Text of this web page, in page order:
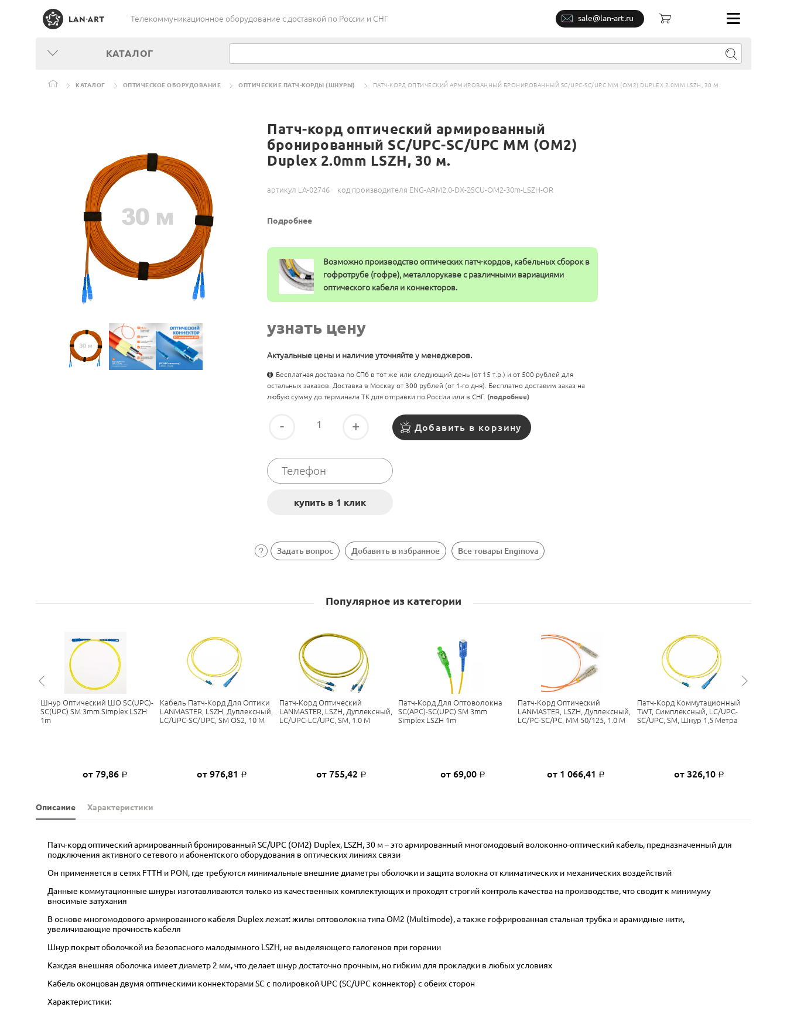
Телекоммуникационное оборудование c доставкой по России и СНГ sale@lan-art.ru
КАТАЛОГ
КАТАЛОГ ОПТИЧЕСКОЕ ОБОРУДОВАНИЕ ОПТИЧЕСКИЕ ПАТЧ-КОРДЫ (ШНУРЫ) ПАТЧ-КОРД ОПТИЧЕСКИЙ АРМИРОВАННЫЙ БРОНИРОВАННЫЙ SC/UPC-SC/UPC MM (OM2) DUPLEX 2.0MM LSZH, 30 М.
Патч-корд оптический армированный
бронированный SC/UPC-SC/UPC MM (OM2)
Duplex 2.0mm LSZH, 30 м.
артикул LA-02746 код производителя ENG-ARM2.0-DX-2SCU-OM2-30m-LSZH-OR
Подробнее
Возможно производство оптических патч-кордов, кабельных сборок в
гофротрубе (гофре), металлорукаве с различными вариациями
оптического кабеля и коннекторов.
узнать цену
Актуальные цены и наличие уточняйте у менеджеров.
Бесплатная доставка по СПб в тот же или следующий день (от 15 т.р.) и от 500 рублей для
остальных заказов. Доставка в Москву от 300 рублей (от 1-го дня). Бесплатно доставим заказ на
любую сумму до терминала ТК для отправки по России или в СНГ. (подробнее)
- + Добавить в корзину
Задать вопрос Добавить в избранное Все товары Enginova
Популярное из категории
Шнур Оптический ШО SC(UPC)-
SC(UPC) SM 3mm Simplex LSZH
1m
от 79,86 Р
Кабель Патч-Корд Для Оптики
LANMASTER, LSZH, Дуплексный,
LC/UPC-SC/UPC, SM OS2, 10 М
от 976,81 Р
Патч-Корд Оптический
LANMASTER, LSZH, Дуплексный,
LC/UPC-LC/UPC, SM, 1.0 М
от 755,42 Р
Патч-Корд Для Оптоволокна
SC(APC)-SC(UPC) SM 3mm
Simplex LSZH 1m
от 69,00 Р
Патч-Корд Оптический
LANMASTER, LSZH, Дуплексный,
LC/PC-SC/PC, MM 50/125, 1.0 М
от 1 066,41 Р
Патч-Корд Коммутационный
TWT, Симплексный, LC/UPC-
SC/UPC, SM, Шнур 1,5 Метра
от 326,10 Р
Описание Характеристики
Патч-корд оптический армированный бронированный SC/UPC (OM2) Duplex, LSZH, 30 м – это армированный многомодовый волоконно-оптический кабель, предназначенный для
подключения активного сетевого и абонентского оборудования в оптических линиях связи
Он применяется в сетях FTTH и PON, где требуются минимальные внешние диаметры оболочки и защита волокна от климатических и механических воздействий
Данные коммутационные шнуры изготавливаются только из качественных комплектующих и проходят строгий контроль качества на производстве, что сводит к минимуму
вносимые затухания
В основе многомодового армированного кабеля Duplex лежат: жилы оптоволокна типа OM2 (Multimode), а также гофрированная стальная трубка и арамидные нити,
увеличивающие прочность кабеля
Шнур покрыт оболочкой из безопасного малодымного LSZH, не выделяющего галогенов при горении
Каждая внешняя оболочка имеет диаметр 2 мм, что делает шнур достаточно прочным, но гибким для прокладки в любых условиях
Кабель оконцован двумя оптическими коннекторами SC с полировкой UPC (SC/UPC коннектор) с обеих сторон
Характеристики: